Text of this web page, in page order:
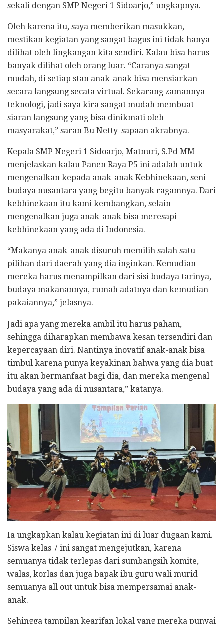
sekali dengan SMP Negeri 1 Sidoarjo,” ungkapnya.
Oleh karena itu, saya memberikan masukkan,
mestikan kegiatan yang sangat bagus ini tidak hanya
dilihat oleh lingkangan kita sendiri. Kalau bisa harus
banyak dilihat oleh orang luar. “Caranya sangat
mudah, di setiap stan anak-anak bisa mensiarkan
secara langsung secata virtual. Sekarang zamannya
teknologi, jadi saya kira sangat mudah membuat
siaran langsung yang bisa dinikmati oleh
masyarakat,” saran Bu Netty_sapaan akrabnya.
Kepala SMP Negeri 1 Sidoarjo, Matnuri, S.Pd MM
menjelaskan kalau Panen Raya P5 ini adalah untuk
mengenalkan kepada anak-anak Kebhinekaan, seni
budaya nusantara yang begitu banyak ragamnya. Dari
kebhinekaan itu kami kembangkan, selain
mengenalkan juga anak-anak bisa meresapi
kebhinekaan yang ada di Indonesia.
“Makanya anak-anak disuruh memilih salah satu
pilihan dari daerah yang dia inginkan. Kemudian
mereka harus menampilkan dari sisi budaya tarinya,
budaya makanannya, rumah adatnya dan kemudian
pakaiannya,” jelasnya.
Jadi apa yang mereka ambil itu harus paham,
sehingga diharapkan membawa kesan tersendiri dan
kepercayaan diri. Nantinya inovatif anak-anak bisa
timbul karena punya keyakinan bahwa yang dia buat
itu akan bermanfaat bagi dia, dan mereka mengenal
budaya yang ada di nusantara,” katanya.
Ia ungkapkan kalau kegiatan ini di luar dugaan kami.
Siswa kelas 7 ini sangat mengejutkan, karena
semuanya tidak terlepas dari sumbangsih komite,
walas, korlas dan juga bapak ibu guru wali murid
semuanya all out untuk bisa mempersamai anak-
anak.
Sehingga tampilan kearifan lokal yang mereka punyai